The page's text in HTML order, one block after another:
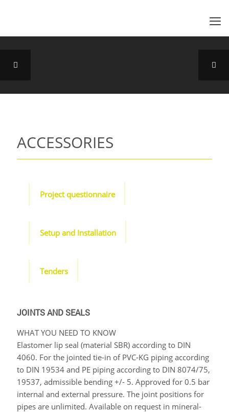
ACCESSORIES
Project questionnaire
Setup and Installation
Tenders
JOINTS AND SEALS
WHAT YOU NEED TO KNOW
Elastomer lip seal (material SBR) according to DIN
4060. For the jointed tie-in of PVC-KG piping according
to DIN 19534 and PE piping according to DIN 8074/75,
19537, admissible bending +/- 5. Approved for 0.5 bar
internal and external pressure. The joint positions for
pipes are unlimited. Available on request in mineral-